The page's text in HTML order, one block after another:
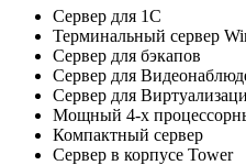
Сервер для 1С
Терминальный сервер
Сервер для бэкапов
Сервер для
Сервер для
Мощный 4-х
Компактный сервер
Сервер в корпусе Tower